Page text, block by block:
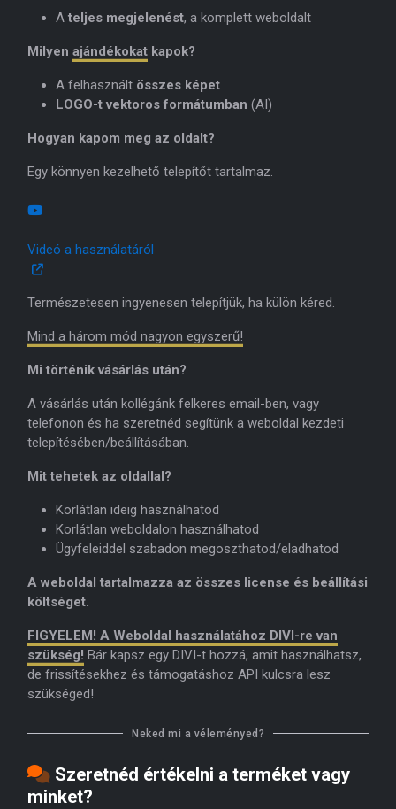
A teljes megjelenést, a komplett weboldalt
Milyen ajándékokat kapok?
A felhasznált összes képet
LOGO-t vektoros formátumban (AI)
Hogyan kapom meg az oldalt?
Egy könnyen kezelhető telepítőt tartalmaz.
Videó a használatáról
Természetesen ingyenesen telepítjük, ha külön kéred.
Mind a három mód nagyon egyszerű!
Mi történik vásárlás után?
A vásárlás után kollégánk felkeres email-ben, vagy
telefonon és ha szeretnéd segítünk a weboldal kezdeti
telepítésében/beállításában.
Mit tehetek az oldallal?
Korlátlan ideig használhatod
Korlátlan weboldalon használhatod
Ügyfeleiddel szabadon megoszthatod/eladhatod
A weboldal tartalmazza az összes license és beállítási
költséget.
FIGYELEM! A Weboldal használatához DIVI-re van
szükség! Bár kapsz egy DIVI-t hozzá, amit használhatsz,
de frissítésekhez és támogatáshoz API kulcsra lesz
szükséged!
Neked mi a véleményed?
Szeretnéd értékelni a terméket vagy
minket?